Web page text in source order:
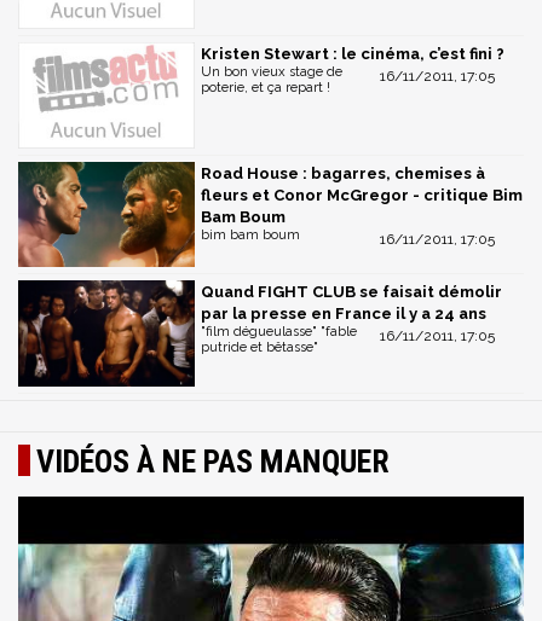
Kristen Stewart : le cinéma, c’est fini ?
16/11/2011, 17:05
Un bon vieux stage de
poterie, et ça repart !
Road House : bagarres, chemises à
fleurs et Conor McGregor - critique Bim
Bam Boum
16/11/2011, 17:05
bim bam boum
Quand FIGHT CLUB se faisait démolir
par la presse en France il y a 24 ans
16/11/2011, 17:05
"film dégueulasse" "fable
putride et bêtasse"
VIDÉOS À NE PAS MANQUER